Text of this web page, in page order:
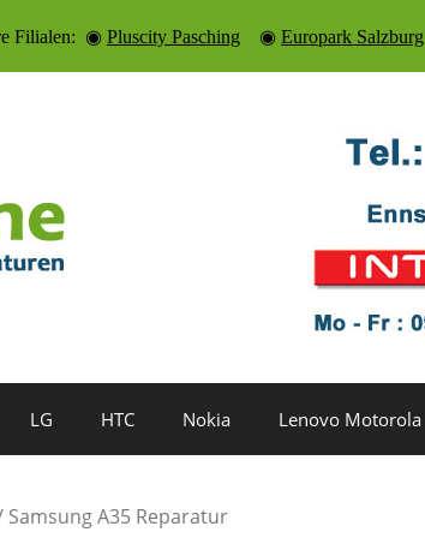
LG HTC Nokia Lenovo Motorola
Samsung A35 Reparatur
Filialen: ◉ Pluscity Pasching ◉ Europark Salzburg